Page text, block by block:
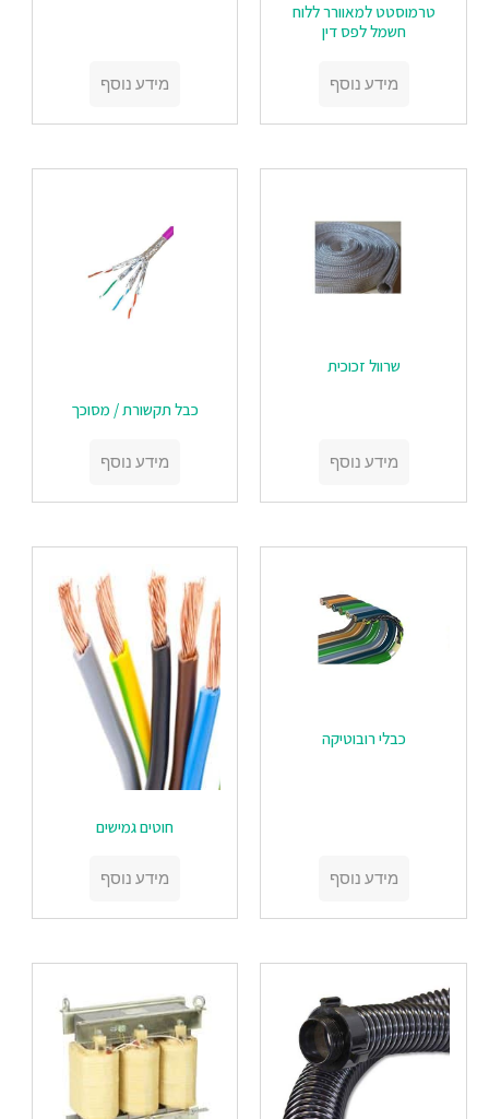
טרמוסטט למאוורר ללוח
חשמל לפס דין
מידע נוסף מידע נוסף
שרוול זכוכית
מידע נוסף
‏‏כבל תקשורת / מסוכך
מידע נוסף
‏‏כבלי רובוטיקה
מידע נוסף
חוטים גמישים
מידע נוסף